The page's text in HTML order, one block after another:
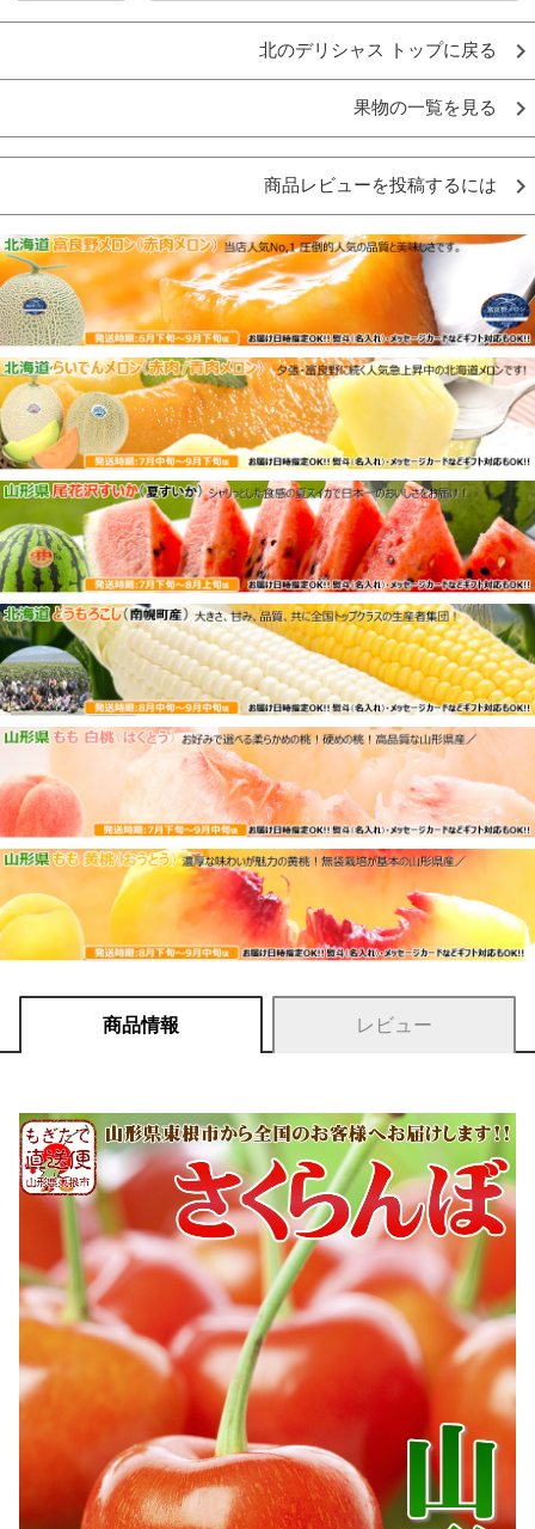
北のデリシャス トップに戻る
果物の一覧を見る
商品レビューを投稿するには
商品情報 レビュー